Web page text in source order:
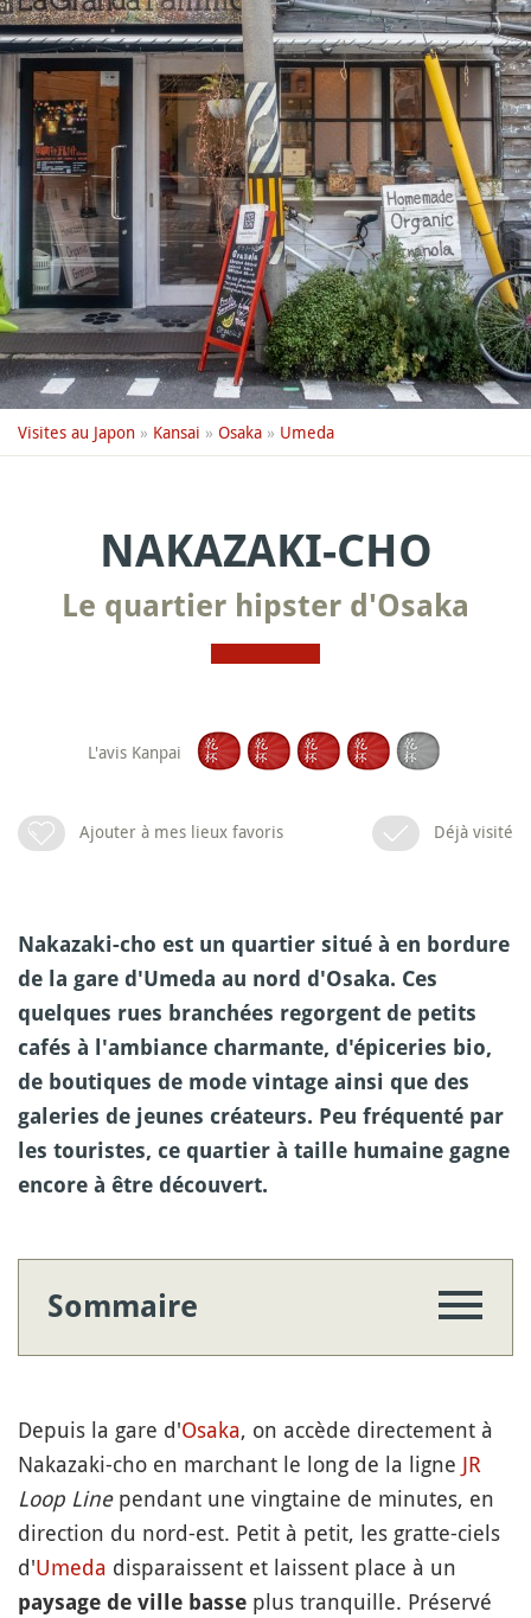
Visites au Japon » Kansai » Osaka » Umeda
NAKAZAKI-CHO
Le quartier hipster d'Osaka
L'avis Kanpai
Ajouter à mes lieux favoris Déjà visité
Nakazaki-cho est un quartier situé à en bordure
de la gare d'Umeda au nord d'Osaka. Ces
quelques rues branchées regorgent de petits
cafés à l'ambiance charmante, d'épiceries bio,
de boutiques de mode vintage ainsi que des
galeries de jeunes créateurs. Peu fréquenté par
les touristes, ce quartier à taille humaine gagne
encore à être découvert.
Sommaire
Depuis la gare d'Osaka, on accède directement à
Nakazaki-cho en marchant le long de la ligne JR
Loop Linependant une vingtaine de minutes, en
direction du nord-est. Petit à petit, les gratte-ciels
d'Umeda disparaissent et laissent place à un
paysage de ville basse plus tranquille. Préservé